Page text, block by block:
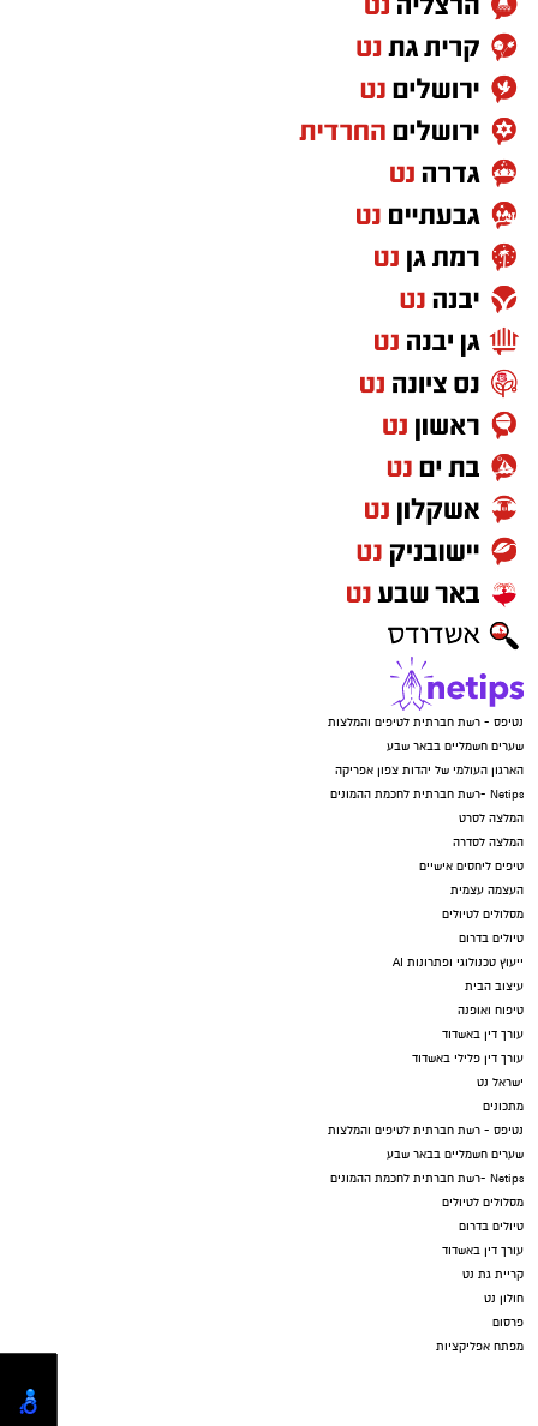
נטיפס - רשת חברתית לטיפים והמלצות
שערים חשמליים בבאר שבע
הארגון העולמי של יהדות צפון אפריקה
Netips -רשת חברתית לחכמת ההמונים
המלצה לסרט
המלצה לסדרה
טיפים ליחסים אישיים
העצמה עצמית
מסלולים לטיולים
טיולים בדרום
ייעוץ טכנולוגי ופתרונות AI
עיצוב הבית
טיפוח ואופנה
עורך דין באשדוד
עורך דין פלילי באשדוד
ישראל נט
מתכונים
נטיפס - רשת חברתית לטיפים והמלצות
שערים חשמליים בבאר שבע
Netips -רשת חברתית לחכמת ההמונים
מסלולים לטיולים
טיולים בדרום
עורך דין באשדוד
קריית גת נט
חולון נט
פרסום
מפתח אפליקציות